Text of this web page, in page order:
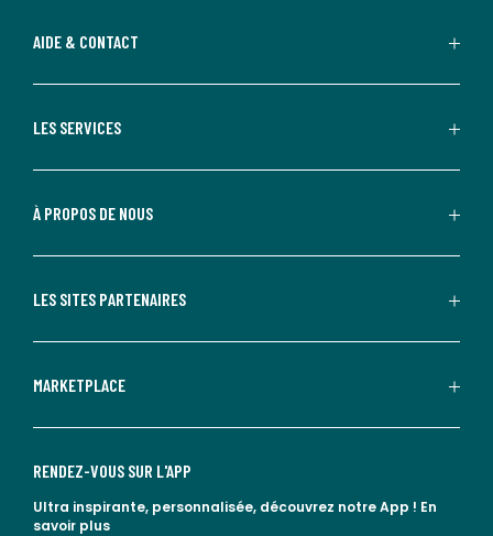
AIDE & CONTACT
LES SERVICES
À PROPOS DE NOUS
LES SITES PARTENAIRES
MARKETPLACE
RENDEZ-VOUS SUR L'APP
Ultra inspirante, personnalisée, découvrez notre App ! En
savoir plus